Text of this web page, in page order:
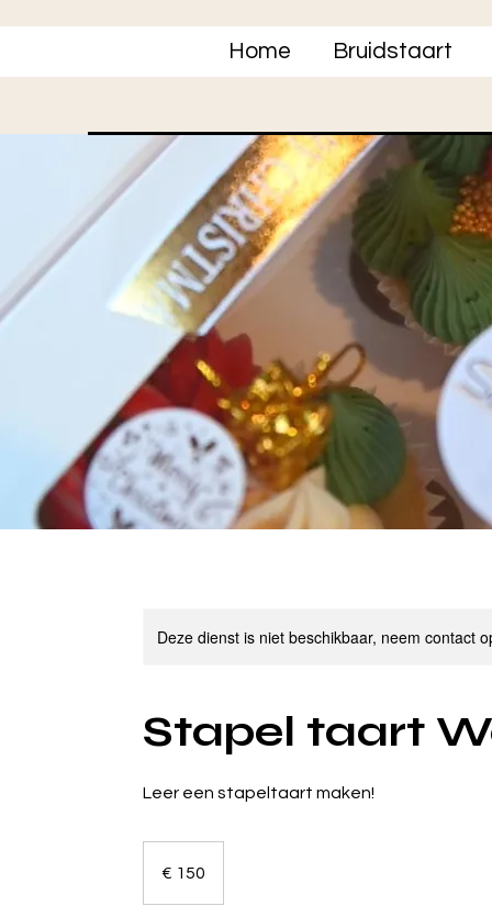
Home Bruidstaart
Deze dienst is niet beschikbaar, neem contact
Stapel taart
Leer een stapeltaart maken!
€ 150